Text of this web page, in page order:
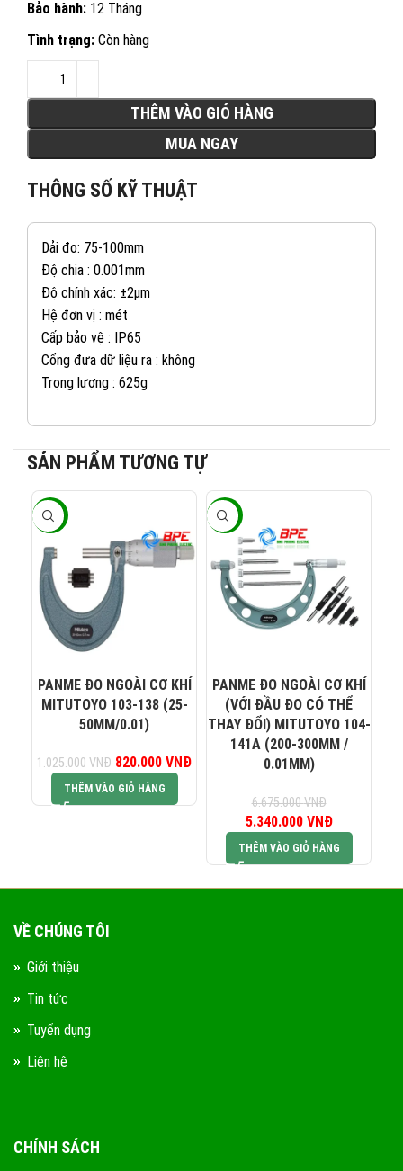
Bảo hành: 12 Tháng
Tình trạng: Còn hàng
THÊM VÀO GIỎ HÀNG
MUA NGAY
THÔNG SỐ KỸ THUẬT
Dải đo: 75-100mm
Độ chia : 0.001mm
Độ chính xác: ±2µm
Hệ đơn vị : mét
Cấp bảo vệ : IP65
Cổng đưa dữ liệu ra : không
Trọng lượng : 625g
SẢN PHẨM TƯƠNG TỰ
-20%
PANME ĐO NGOÀI CƠ KHÍ
MITUTOYO 103-138 (25-
50MM/0.01)
1.025.000VNĐ
Giá gốc là:
1.025.000 VNĐ.
820.000 VNĐ Giá hiện tại là:
THÊM VÀO GIỎ HÀNG
-20%
PANME ĐO NGOÀI CƠ KHÍ
(VỚI ĐẦU ĐO CÓ THỂ
THAY ĐỔI) MITUTOYO 104-
141A (200-300MM /
0.01MM)
6.675.000VNĐ
Giá gốc là:
6.675.000 VNĐ.
5.340.000 VNĐ
5.340.000
THÊM VÀO GIỎ HÀNG
VỀ CHÚNG TÔI
Giới thiệu
Tin tức
Tuyển dụng
Liên hệ
CHÍNH SÁCH
KINH DOANH 1: 082 234 2688
KINH DOANH 2: 0965 101 613
0824 927 568
KINH DOANH 4: 0823 944 186